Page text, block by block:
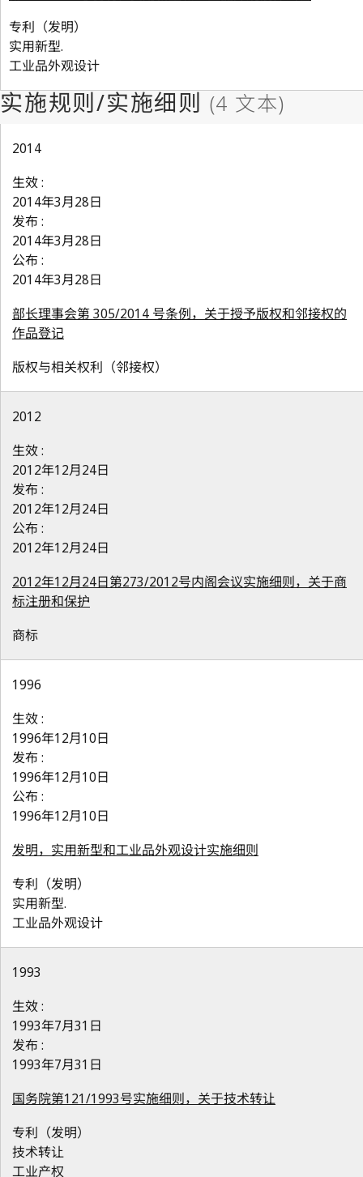
专利（发明）
实用新型.
工业品外观设计
2014
生效 :
2014年3月28日
发布 :
2014年3月28日
公布 :
2014年3月28日
部长理事会第 305/2014 号条例，关于授予版权和邻接权的
作品登记
版权与相关权利（邻接权）
2012
生效 :
2012年12月24日
发布 :
2012年12月24日
公布 :
2012年12月24日
2012年12月24日第273/2012号内阁会议实施细则，关于商
标注册和保护
商标
1996
生效 :
1996年12月10日
发布 :
1996年12月10日
公布 :
1996年12月10日
发明，实用新型和工业品外观设计实施细则
专利（发明）
实用新型.
工业品外观设计
1993
生效 :
1993年7月31日
发布 :
1993年7月31日
国务院第121/1993号实施细则，关于技术转让
专利（发明）
技术转让
工业产权